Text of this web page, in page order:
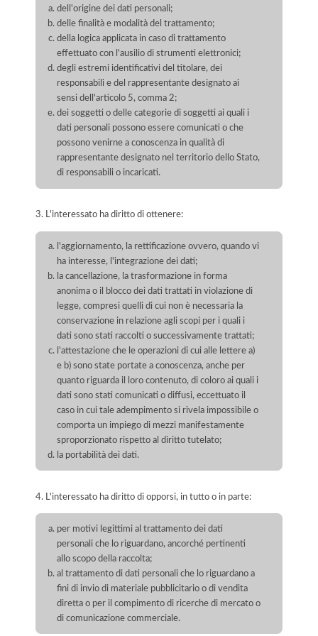
dell'origine dei dati personali;
delle finalità e modalità del trattamento;
della logica applicata in caso di trattamento
effettuato con l'ausilio di strumenti elettronici;
degli estremi identificativi del titolare, dei
responsabili e del rappresentante designato ai
sensi dell'articolo 5, comma 2;
dei soggetti o delle categorie di soggetti ai quali i
dati personali possono essere comunicati o che
possono venirne a conoscenza in qualità di
rappresentante designato nel territorio dello Stato,
di responsabili o incaricati.
3. L'interessato ha diritto di ottenere:
l'aggiornamento, la rettificazione ovvero, quando vi
ha interesse, l'integrazione dei dati;
la cancellazione, la trasformazione in forma
anonima o il blocco dei dati trattati in violazione di
legge, compresi quelli di cui non è necessaria la
conservazione in relazione agli scopi per i quali i
dati sono stati raccolti o successivamente trattati;
l'attestazione che le operazioni di cui alle lettere a)
e b) sono state portate a conoscenza, anche per
quanto riguarda il loro contenuto, di coloro ai quali i
dati sono stati comunicati o diffusi, eccettuato il
caso in cui tale adempimento si rivela impossibile o
comporta un impiego di mezzi manifestamente
sproporzionato rispetto al diritto tutelato;
la portabilità dei dati.
4. L'interessato ha diritto di opporsi, in tutto o in parte:
per motivi legittimi al trattamento dei dati
personali che lo riguardano, ancorché pertinenti
allo scopo della raccolta;
al trattamento di dati personali che lo riguardano a
fini di invio di materiale pubblicitario o di vendita
diretta o per il compimento di ricerche di mercato o
di comunicazione commerciale.